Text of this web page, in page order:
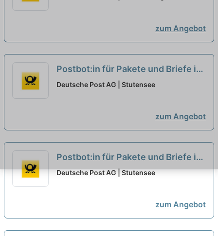
zum Angebot
Postbot:in für Pakete und Briefe in
Stutensee neu
Deutsche Post AG | Stutensee
zum Angebot
Postbot:in für Pakete und Briefe in
Stutensee neu
Deutsche Post AG | Stutensee
zum Angebot